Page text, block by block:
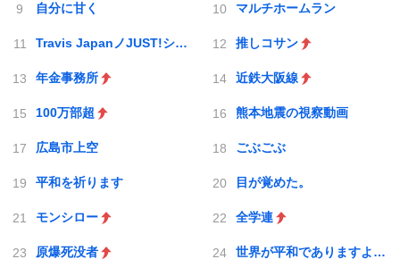
自分に甘く マルチホームラン
Travis JapanノJUST!シン日本遺産 推しコサン
年金事務所 近鉄大阪線
100万部超 熊本地震の視察動画
広島市上空 ごぶごぶ
平和を祈ります 目が覚めた。
モンシロー 全学連
原爆死没者 世界が平和でありますように